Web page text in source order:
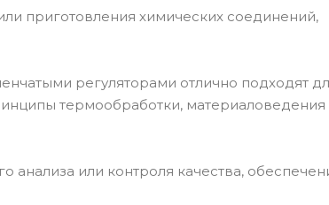
приготовления химических соединений,
регуляторами отлично подходят
термообработки, материаловедения
анализа или контроля качества,